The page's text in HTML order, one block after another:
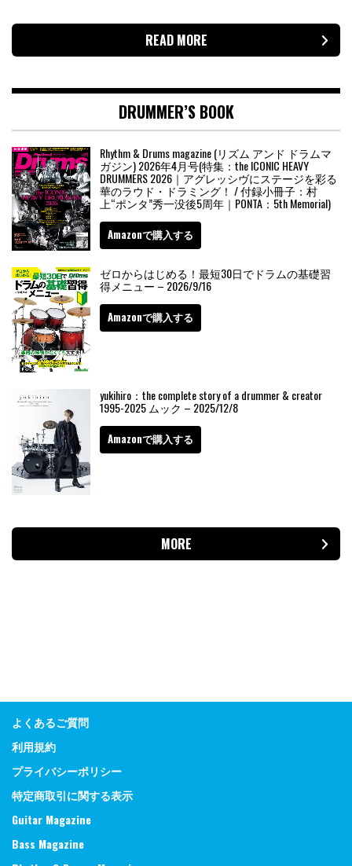
READ MORE
DRUMMER’S BOOK
Rhythm & Drums magazine (リズム アンド ドラムマ
ガジン) 2026年4月号(特集：the ICONIC HEAVY
DRUMMERS 2026｜アグレッシヴにステージを彩る
華のラウド・ドラミング！ / 付録小冊子：村
上“ポンタ”秀一没後5周年｜PONTA：5th Memorial)
Amazonで購入する
ゼロからはじめる！最短30日でドラムの基礎習
得メニュー – 2026/9/16
Amazonで購入する
yukihiro：the complete story of a drummer & creator
1995-2025 ムック – 2025/12/8
Amazonで購入する
MORE
よくあるご質問
利用規約
プライバシーポリシー
特定商取引に関する表示
Guitar Magazine
Bass Magazine